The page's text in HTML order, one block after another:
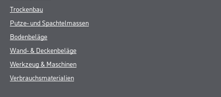
Trockenbau
Putze- und Spachtelmassen
Bodenbeläge
Wand- & Deckenbeläge
Werkzeug & Maschinen
Verbrauchsmaterialien